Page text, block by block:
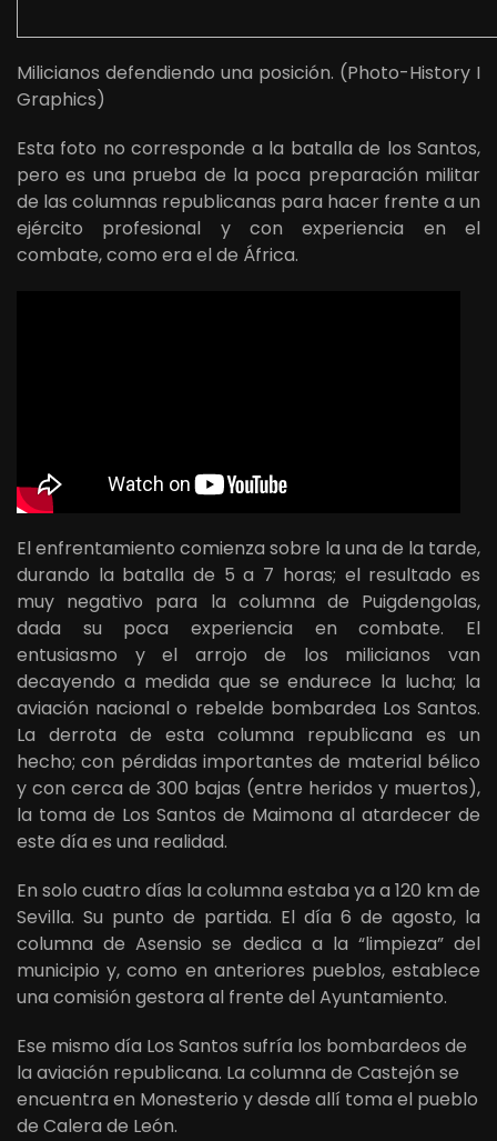
Milicianos defendiendo una posición. (Photo-History I
Graphics)
Esta foto no corresponde a la batalla de los Santos,
pero es una prueba de la poca preparación militar
de las columnas republicanas para hacer frente a un
ejército profesional y con experiencia en el
combate, como era el de África.
El enfrentamiento comienza sobre la una de la tarde,
durando la batalla de 5 a 7 horas; el resultado es
muy negativo para la columna de Puigdengolas,
dada su poca experiencia en combate. El
entusiasmo y el arrojo de los milicianos van
decayendo a medida que se endurece la lucha; la
aviación nacional o rebelde bombardea Los Santos.
La derrota de esta columna republicana es un
hecho; con pérdidas importantes de material bélico
y con cerca de 300 bajas (entre heridos y muertos),
la toma de Los Santos de Maimona al atardecer de
este día es una realidad.
En solo cuatro días la columna estaba ya a 120 km de
Sevilla. Su punto de partida. El día 6 de agosto, la
columna de Asensio se dedica a la “limpieza” del
municipio y, como en anteriores pueblos, establece
una comisión gestora al frente del Ayuntamiento.
Ese mismo día Los Santos sufría los bombardeos de
la aviación republicana. La columna de Castejón se
encuentra en Monesterio y desde allí toma el pueblo
de Calera de León.